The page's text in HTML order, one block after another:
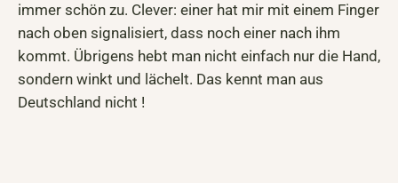
immer schön zu. Clever: einer hat mir mit einem Finger
nach oben signalisiert, dass noch einer nach ihm
kommt. Übrigens hebt man nicht einfach nur die Hand,
sondern winkt und lächelt. Das kennt man aus
Deutschland nicht !